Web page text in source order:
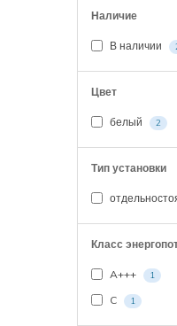
Наличие
В наличии
Цвет
белый 2
Тип установки
Класс
A+++ 1
C 1